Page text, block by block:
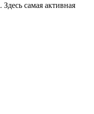
. Здесь самая активная